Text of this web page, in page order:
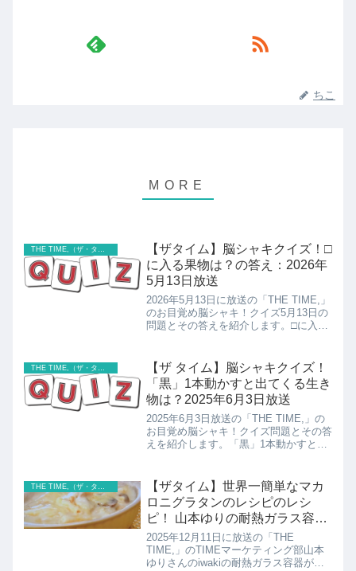
ちこ
【ザタイム】脳シャキクイズ！□
に入る果物は？の答え：2026年
5月13日放送
2026年5月13日に放送の「THE TIME,」
のお目覚め脳シャキ！クイズ5月13日の
問題とその答えを紹介します。□に入る
【ザ タイム】脳シャキクイズ！
「黒」1本動かすと出てくる生き
物は？2025年6月3日放送
2025年6月3日放送の「THE TIME,」の
お目覚め脳シャキ！クイズ問題とその答
えを紹介します。「黒」1本動かすと出
【ザタイム】世界一簡単なマカ
ロニグラタンのレシピのレシ
ピ！ 山本ゆりの耐熱ガラス容器
クッキング
2025年12月11日に放送の「THE
TIME,」のTIMEマーケティング部山本
ゆりさんのiwakiの耐熱ガラス容器がつ